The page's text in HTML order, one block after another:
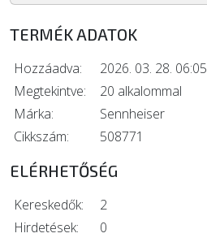
TERMÉK ADATOK
Hozzáadva:
2026. 03. 28. 06:05
Megtekintve:
20 alkalommal
Márka:
Sennheiser
Cikkszám:
508771
ELÉRHETŐSÉG
Kereskedők:
2
Hirdetések:
0